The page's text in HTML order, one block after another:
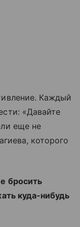
Каждый
«Давайте
еще не
которого
бросить
куда-нибудь